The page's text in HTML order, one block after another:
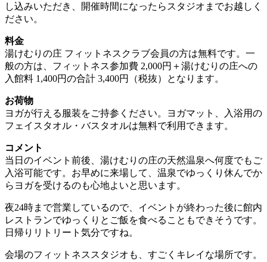
し込みいただき、開催時間になったらスタジオまでお越しく
ださい。
料金
湯けむりの庄 フィットネスクラブ会員の方は無料です。一
般の方は、フィットネス参加費 2,000円＋湯けむりの庄への
入館料 1,400円の合計 3,400円（税抜）となります。
お荷物
ヨガが行える服装をご持参ください。ヨガマット、入浴用の
フェイスタオル・バスタオルは無料で利用できます。
コメント
当日のイベント前後、湯けむりの庄の天然温泉へ何度でもご
入浴可能です。お早めに来場して、温泉でゆっくり休んでか
らヨガを受けるのも心地よいと思います。
夜24時まで営業しているので、イベントが終わった後に館内
レストランでゆっくりとご飯を食べることもできそうです。
日帰りリトリート気分ですね。
会場のフィットネススタジオも、すごくキレイな場所です。